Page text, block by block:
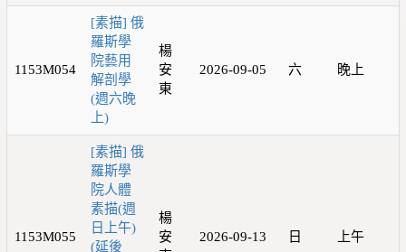
1153M054
[素描] 俄
羅斯學
院藝用
解剖學
(週六晚
上)
楊
安
東
2026-09-05 六 晚上
1153M055
[素描] 俄
羅斯學
院人體
素描(週
日上午)
(延後
楊
安
2026-09-13 日 上午